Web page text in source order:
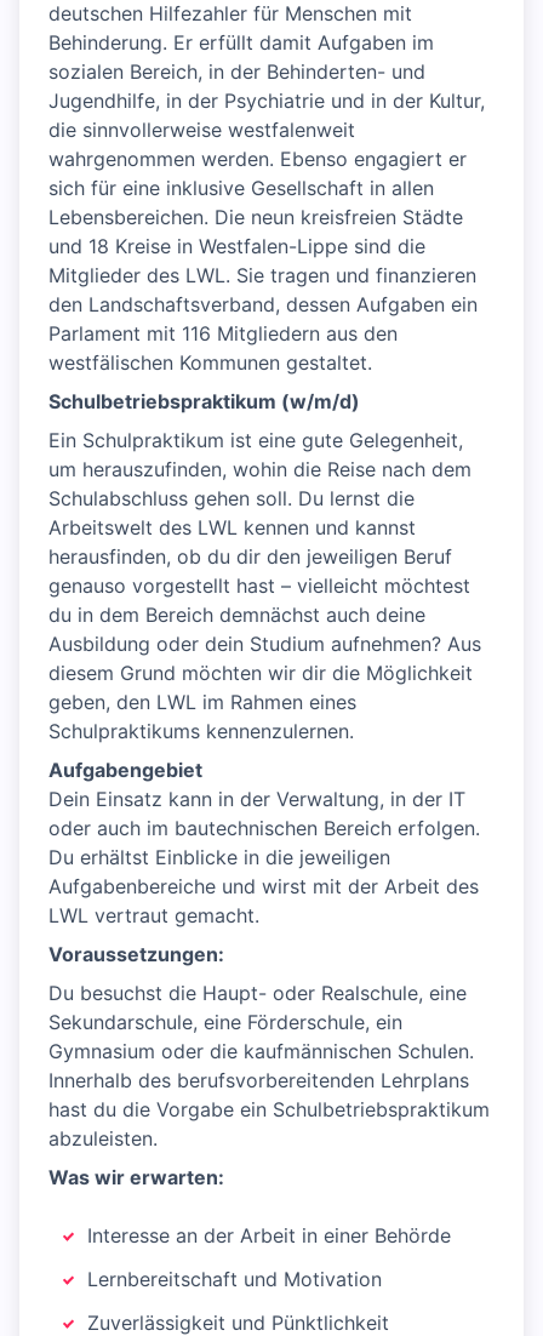
deutschen Hilfezahler für Menschen mit
Behinderung. Er erfüllt damit Aufgaben im
sozialen Bereich, in der Behinderten- und
Jugendhilfe, in der Psychiatrie und in der Kultur,
die sinnvollerweise westfalenweit
wahrgenommen werden. Ebenso engagiert er
sich für eine inklusive Gesellschaft in allen
Lebensbereichen. Die neun kreisfreien Städte
und 18 Kreise in Westfalen-Lippe sind die
Mitglieder des LWL. Sie tragen und finanzieren
den Landschaftsverband, dessen Aufgaben ein
Parlament mit 116 Mitgliedern aus den
westfälischen Kommunen gestaltet.
Schulbetriebspraktikum (w/m/d)
Ein Schulpraktikum ist eine gute Gelegenheit,
um herauszufinden, wohin die Reise nach dem
Schulabschluss gehen soll. Du lernst die
Arbeitswelt des LWL kennen und kannst
herausfinden, ob du dir den jeweiligen Beruf
genauso vorgestellt hast – vielleicht möchtest
du in dem Bereich demnächst auch deine
Ausbildung oder dein Studium aufnehmen? Aus
diesem Grund möchten wir dir die Möglichkeit
geben, den LWL im Rahmen eines
Schulpraktikums kennenzulernen.
Aufgabengebiet
Dein Einsatz kann in der Verwaltung, in der IT
oder auch im bautechnischen Bereich erfolgen.
Du erhältst Einblicke in die jeweiligen
Aufgabenbereiche und wirst mit der Arbeit des
LWL vertraut gemacht.
Voraussetzungen:
Du besuchst die Haupt- oder Realschule, eine
Sekundarschule, eine Förderschule, ein
Gymnasium oder die kaufmännischen Schulen.
Innerhalb des berufsvorbereitenden Lehrplans
hast du die Vorgabe ein Schulbetriebspraktikum
abzuleisten.
Was wir erwarten:
Interesse an der Arbeit in einer Behörde
Lernbereitschaft und Motivation
Zuverlässigkeit und Pünktlichkeit